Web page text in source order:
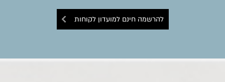
להרשמה חינם למועדון לקוחות